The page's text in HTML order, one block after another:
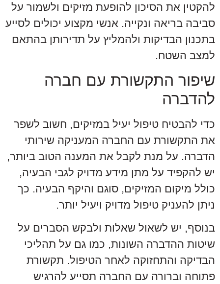
להקטין את הסיכון להופעת מזיקים ולשמור על
סביבה בריאה ונקייה. אנשי מקצוע יכולים לסייע
בתכנון הבדיקות ולהמליץ על תדירותן בהתאם
למצב השטח.
שיפור התקשורת עם חברה
להדברה
כדי להבטיח טיפול יעיל במזיקים, חשוב לשפר
את התקשורת עם החברה המעניקה שירותי
הדברה. על מנת לקבל את המענה הטוב ביותר,
יש להקפיד על מתן מידע מדויק לגבי הבעיה,
כולל מיקום המזיקים, סוגם והיקף הבעיה. כך
ניתן להעניק טיפול מדויק ויעיל יותר.
בנוסף, יש לשאול שאלות ולבקש הסברים על
שיטות ההדברה השונות, כמו גם על תהליכי
הבדיקה והתחזוקה לאחר הטיפול. תקשורת
פתוחה וברורה עם החברה תסייע להרגיש